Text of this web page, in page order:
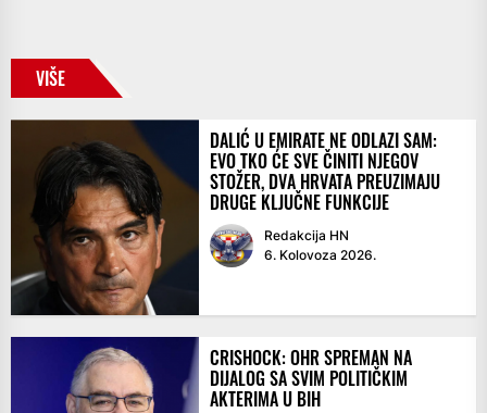
VIŠE
DALIĆ U EMIRATE NE ODLAZI SAM:
EVO TKO ĆE SVE ČINITI NJEGOV
STOŽER, DVA HRVATA PREUZIMAJU
DRUGE KLJUČNE FUNKCIJE
Redakcija HN
6. Kolovoza 2026.
CRISHOCK: OHR SPREMAN NA
DIJALOG SA SVIM POLITIČKIM
AKTERIMA U BIH